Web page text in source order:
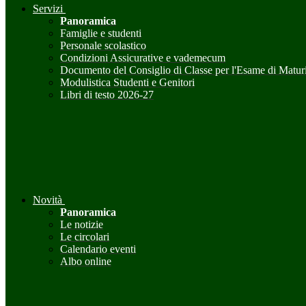
Servizi
Panoramica
Famiglie e studenti
Personale scolastico
Condizioni Assicurative e vademecum
Documento del Consiglio di Classe per l'Esame di
Modulistica Studenti e Genitori
Libri di testo 2026-27
Novità
Panoramica
Le notizie
Le circolari
Calendario eventi
Albo online